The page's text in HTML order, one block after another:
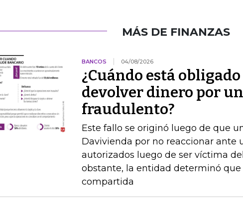
MÁS DE FINANZAS
BANCOS 04/08/2026
¿Cuándo está
devolver dinero por
fraudulento?
Este fallo se originó luego de que
Davivienda por no reaccionar ante
autorizados luego de ser víctima
obstante, la entidad determinó
compartida